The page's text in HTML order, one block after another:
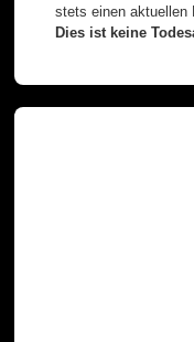
stets einen aktuellen
Dies ist keine